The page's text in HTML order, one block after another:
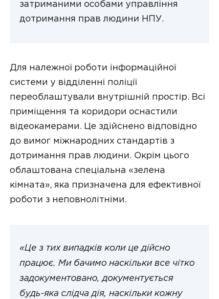
затриманими особами управління
дотримання прав людини НПУ.
Для належної роботи інформаційної
системи у відділенні поліції
переоблаштували внутрішній простір. Всі
приміщення та коридори оснастили
відеокамерами. Це здійснено відповідно
до вимог міжнародних стандартів з
дотримання прав людини. Окрім цього
облаштована спеціальна «зелена
кімната», яка призначена для ефективної
роботи з неповнолітніми.
«Це з тих випадків коли це дійсно
працює. Ми бачимо наскільки все чітко
задокументовано, документується
будь-яка слідча дія, наскільки кожну